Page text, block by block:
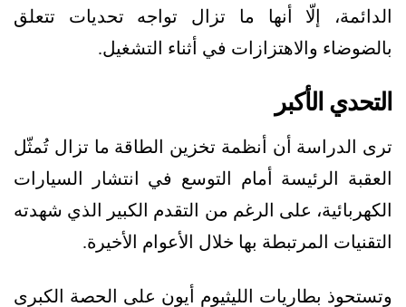
الدائمة، إلّا أنها ما تزال تواجه تحديات تتعلق
بالضوضاء والاهتزازات في أثناء التشغيل.
التحدي الأكبر
ترى الدراسة أن أنظمة تخزين الطاقة ما تزال تُمثّل
العقبة الرئيسة أمام التوسع في انتشار السيارات
الكهربائية، على الرغم من التقدم الكبير الذي شهدته
التقنيات المرتبطة بها خلال الأعوام الأخيرة.
وتستحوذ بطاريات الليثيوم أيون على الحصة الكبرى